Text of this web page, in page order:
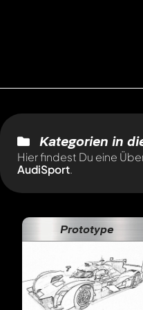
Kategorien in
Hier findest Du eine
AudiSport
Prototype